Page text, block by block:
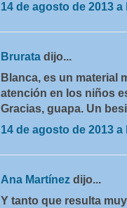
14 de agosto de 2013 a
Brurata dijo...
Blanca, es un material
atención en los niños
Gracias, guapa. Un
14 de agosto de 2013 a
Ana Martínez dijo...
Y tanto que resulta